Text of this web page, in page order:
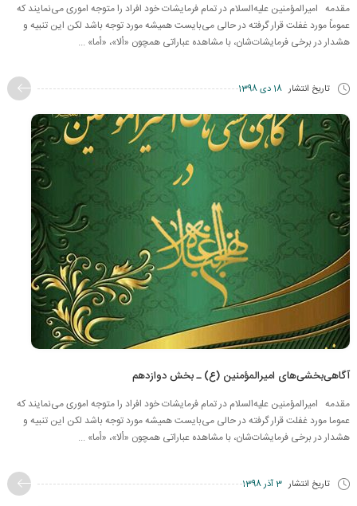
مقدمه امیرالمؤمنین علیه‌السلام در تمام فرمایشات خود افراد را متوجه اموری می‌نمایند که
عموماً مورد غفلت قرار گرفته در حالی می‌بایست همیشه مورد توجه باشد لکن این تنبیه و
هشدار در برخی فرمایشات‌شان، با مشاهده عباراتی همچون «ألا»، «أما» ...
تاریخ انتشار 18 دی 1398
آگاهی‌بخشی‌های امیرالمؤمنین (ع) ـ بخش دوازدهم
مقدمه امیرالمؤمنین علیه‌السلام در تمام فرمایشات خود افراد را متوجه اموری می‌نمایند که
عموما مورد غفلت قرار گرفته در حالی می‌بایست همیشه مورد توجه باشد لکن این تنبیه و
هشدار در برخی فرمایشات‌شان، با مشاهده عباراتی همچون «ألا»، «أما» ...
تاریخ انتشار 3 آذر 1398